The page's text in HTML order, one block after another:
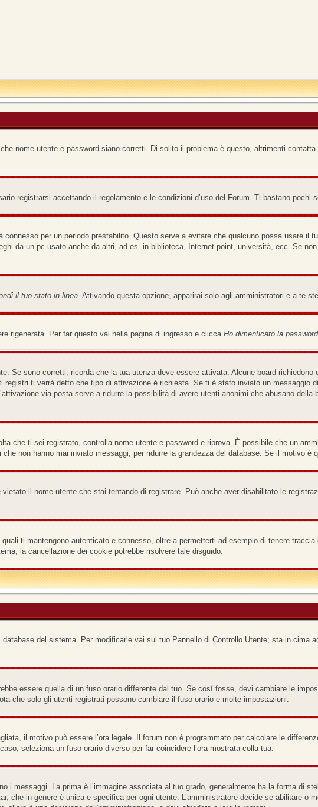
nome utente e password siano corretti. Di solito il problema è questo, altrimenti
registrarsi accettando il regolamento e le condizioni d’uso del Forum. Ti bastano pochi
connesso per un periodo prestabilito. Questo serve a evitare che qualcuno possa usare il
da un pc usato anche da altri, ad es. in biblioteca, Internet point, università, ecc. Se
il tuo stato in linea. Attivando questa opzione, apparirai solo agli amministratori e a te
rigenerata. Per far questo vai nella pagina di ingresso e clicca Ho dimenticato la password
Se sono corretti, ricorda che la tua utenza deve essere attivata. Alcune board
registri ti verrà detto che tipo di attivazione è richiesta. Se ti è stato inviato un messaggio
via posta serve a ridurre la possibilità di avere utenti anonimi che abusano della
che ti sei registrato, controlla nome utente e password e riprova. È possibile che un
non hanno mai inviato messaggi, per ridurre la grandezza del database. Se il motivo è
il nome utente che stai tentando di registrare. Può anche aver disabilitato le
ti mantengono autenticato e connesso, oltre a permetterti ad esempio di tenere
la cancellazione dei cookie potrebbe risolvere tale disguido.
del sistema. Per modificarle vai sul tuo Pannello di Controllo Utente; sta in cima
essere quella di un fuso orario differente dal tuo. Se cosí fosse, devi cambiare le
che solo gli utenti registrati possono cambiare il fuso orario e molte impostazioni.
il motivo può essere l’ora legale. Il forum non è programmato per calcolare le
seleziona un fuso orario diverso per far coincidere l’ora mostrata colla tua.
i messaggi. La prima è l’immagine associata al tuo grado, generalmente ha la forma di
che in genere è unica e specifica per ogni utente. L’amministratore decide se abilitare o